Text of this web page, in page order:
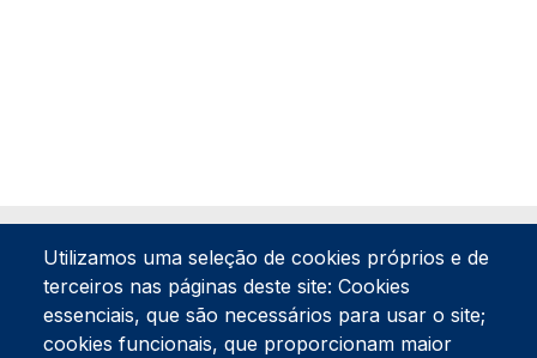
Utilizamos uma seleção de cookies próprios e de
terceiros nas páginas deste site: Cookies
essenciais, que são necessários para usar o site;
cookies funcionais, que proporcionam maior